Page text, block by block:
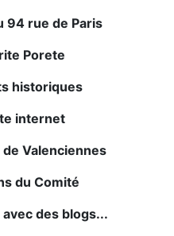
94 rue de Paris
Porete
historiques
internet
Valenciennes
du Comité
des blogs...